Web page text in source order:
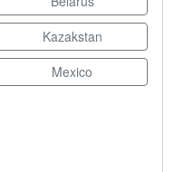
Kazakstan
Mexico